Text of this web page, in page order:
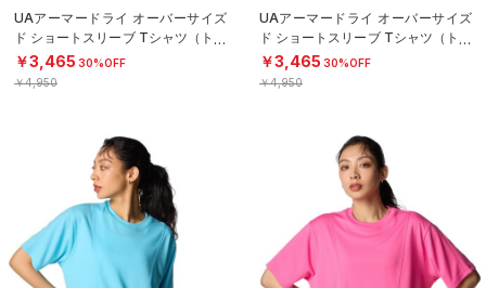
UAアーマードライ オーバーサイズ
ド ショートスリーブ Tシャツ（トレ
ーニング/WOMEN）
￥3,465 30%OFF
￥4,950
UAアーマードライ オーバーサイズ
ド ショートスリーブ Tシャツ（トレ
ーニング/WOMEN）
￥3,465 30%OFF
￥4,950